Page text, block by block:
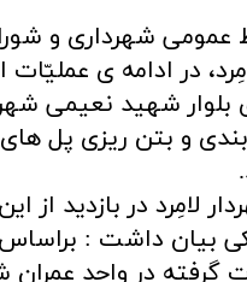
عمومی شهرداری و
در ادامه ی عملیّات
شهید نعیمی شهر
و بتن ریزی پل
لامِرد در بازدید از
بیان داشت : براساس
گرفته در واحد عمران